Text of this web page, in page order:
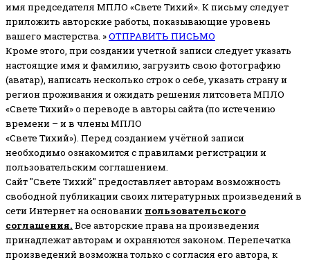
имя председателя МПЛО «Свете Тихий». К письму следует
приложить авторские работы, показывающие уровень
вашего мастерства. »ОТПРАВИТЬ ПИСЬМО
Кроме этого, при создании учетной записи следует указать
настоящие имя и фамилию, загрузить свою фотографию
(аватар), написать несколько строк о себе, указать страну и
регион проживания и ожидать решения литсовета МПЛО
«Свете Тихий» о переводе в авторы сайта (по истечению
времени – и в члены МПЛО
«Свете Тихий»). Перед созданием учётной записи
необходимо ознакомится с правилами регистрации и
пользовательским соглашением.
Сайт "Свете Тихий" предоставляет авторам возможность
свободной публикации своих литературных произведений в
сети Интернет на основании пользовательского
соглашения. Все авторские права на произведения
принадлежат авторам и охраняются законом. Перепечатка
произведений возможна только с согласия его автора, к